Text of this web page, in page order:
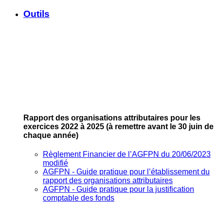
Outils
Rapport des organisations attributaires pour les
exercices 2022 à 2025 (à remettre avant le 30 juin de
chaque année)
Règlement Financier de l’AGFPN du 20/06/2023
modifié
AGFPN ‐ Guide pratique pour l’établissement du
rapport des organisations attributaires
AGFPN ‐ Guide pratique pour la justification
comptable des fonds